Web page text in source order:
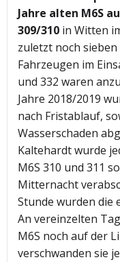
Jahre alten M6S
309/310 in Witten
zuletzt noch
Fahrzeugen im
und 332 waren
Jahre 2018/2019
nach Fristablauf,
Wasserschaden
Kaltehardt wurde
M6S 310 und 311
Mitternacht
Stunde wurden die
An vereinzelten
M6S noch auf der
verschwanden sie